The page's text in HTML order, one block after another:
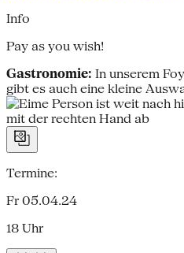
Info
Pay as you wish!
Gastronomie: In unserem
gibt es auch eine kleine
Termine:
Fr 05.04.24
18 Uhr